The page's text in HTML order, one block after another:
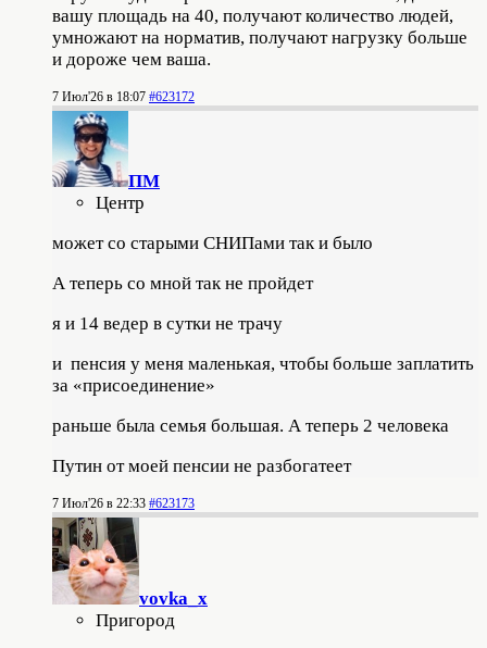
вашу площадь на 40, получают количество людей,
умножают на норматив, получают нагрузку больше
и дороже чем ваша.
7 Июл'26 в 18:07 #623172
ПМ
Центр
может со старыми СНИПами так и было
А теперь со мной так не пройдет
я и 14 ведер в сутки не трачу
и пенсия у меня маленькая, чтобы больше заплатить
за «присоединение»
раньше была семья большая. А теперь 2 человека
Путин от моей пенсии не разбогатеет
7 Июл'26 в 22:33 #623173
vovka_x
Пригород